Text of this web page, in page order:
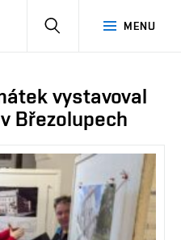
MENU
vystavoval
Březolupech